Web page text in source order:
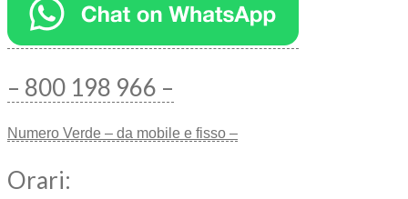
– 800 198 966 –
Numero Verde – da mobile e fisso –
Orari: